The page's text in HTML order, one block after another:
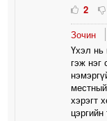
2
Зочин
Үхэл нь
гэж нэг
хэрэгт